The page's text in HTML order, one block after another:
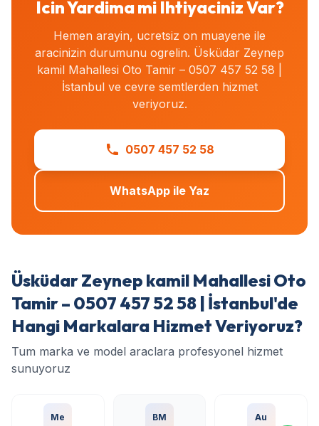
Icin Yardima mi Ihtiyaciniz Var?
Hemen arayin, ucretsiz on muayene ile
aracinizin durumunu ogrelin. Üsküdar Zeynep
kamil Mahallesi Oto Tamir – 0507 457 52 58 |
İstanbul ve cevre semtlerden hizmet
veriyoruz.
0507 457 52 58
WhatsApp ile Yaz
Üsküdar Zeynep kamil Mahallesi Oto
Tamir – 0507 457 52 58 | İstanbul'de
Hangi Markalara Hizmet Veriyoruz?
Tum marka ve model araclara profesyonel hizmet
sunuyoruz
Me BM Au